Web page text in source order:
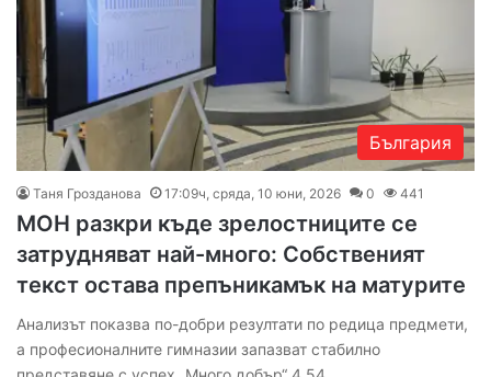
България
Таня Грозданова 17:09ч, сряда, 10 юни, 2026 0 441
МОН разкри къде зрелостниците се
затрудняват най-много: Собственият
текст остава препъникамък на матурите
Анализът показва по-добри резултати по редица предмети,
а професионалните гимназии запазват стабилно